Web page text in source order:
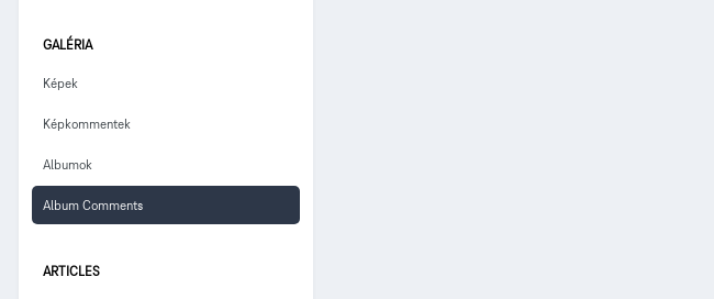
GALÉRIA
Képek
Képkommentek
Albumok
Album Comments
ARTICLES